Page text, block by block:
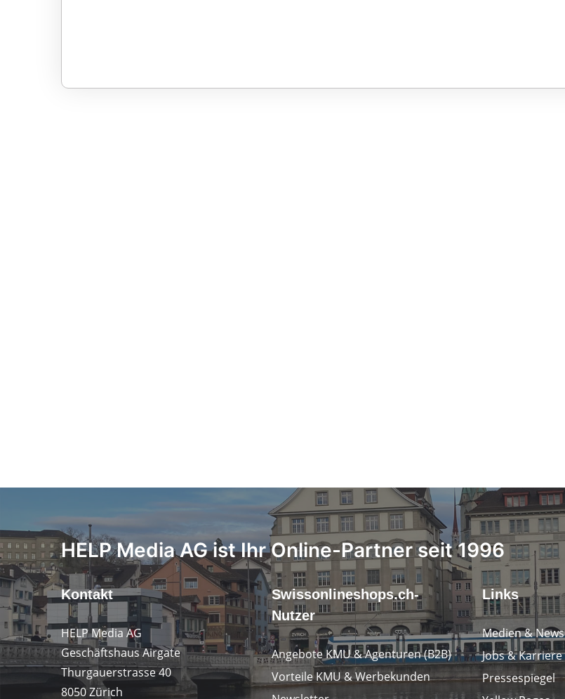
HELP Media AG ist Ihr Online-Partner seit 1996
Kontakt
HELP Media AG
Geschäftshaus Airgate
Thurgauerstrasse 40
8050 Zürich
Swissonlineshops.ch-
Nutzer
Angebote KMU & Agenturen (B2B)
Vorteile KMU & Werbekunden
Links
Medien & News
Jobs & Karriere
Pressespiegel